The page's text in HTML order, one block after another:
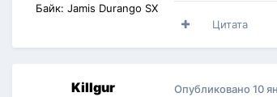
Байк: Jamis Durango SX
Цитата
Killgur Опубликовано10